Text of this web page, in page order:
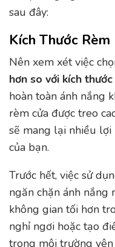
sau đây:
Kích Thước
Nên xem xét việc
hơn so với kích
hoàn toàn ánh nắng
rèm cửa được treo
sẽ mang lại nhiều lợi
của bạn.
Trước hết, việc sử
ngăn chặn ánh
không gian tối hơn
nghỉ ngơi hoặc tạo
trong môi trường yên